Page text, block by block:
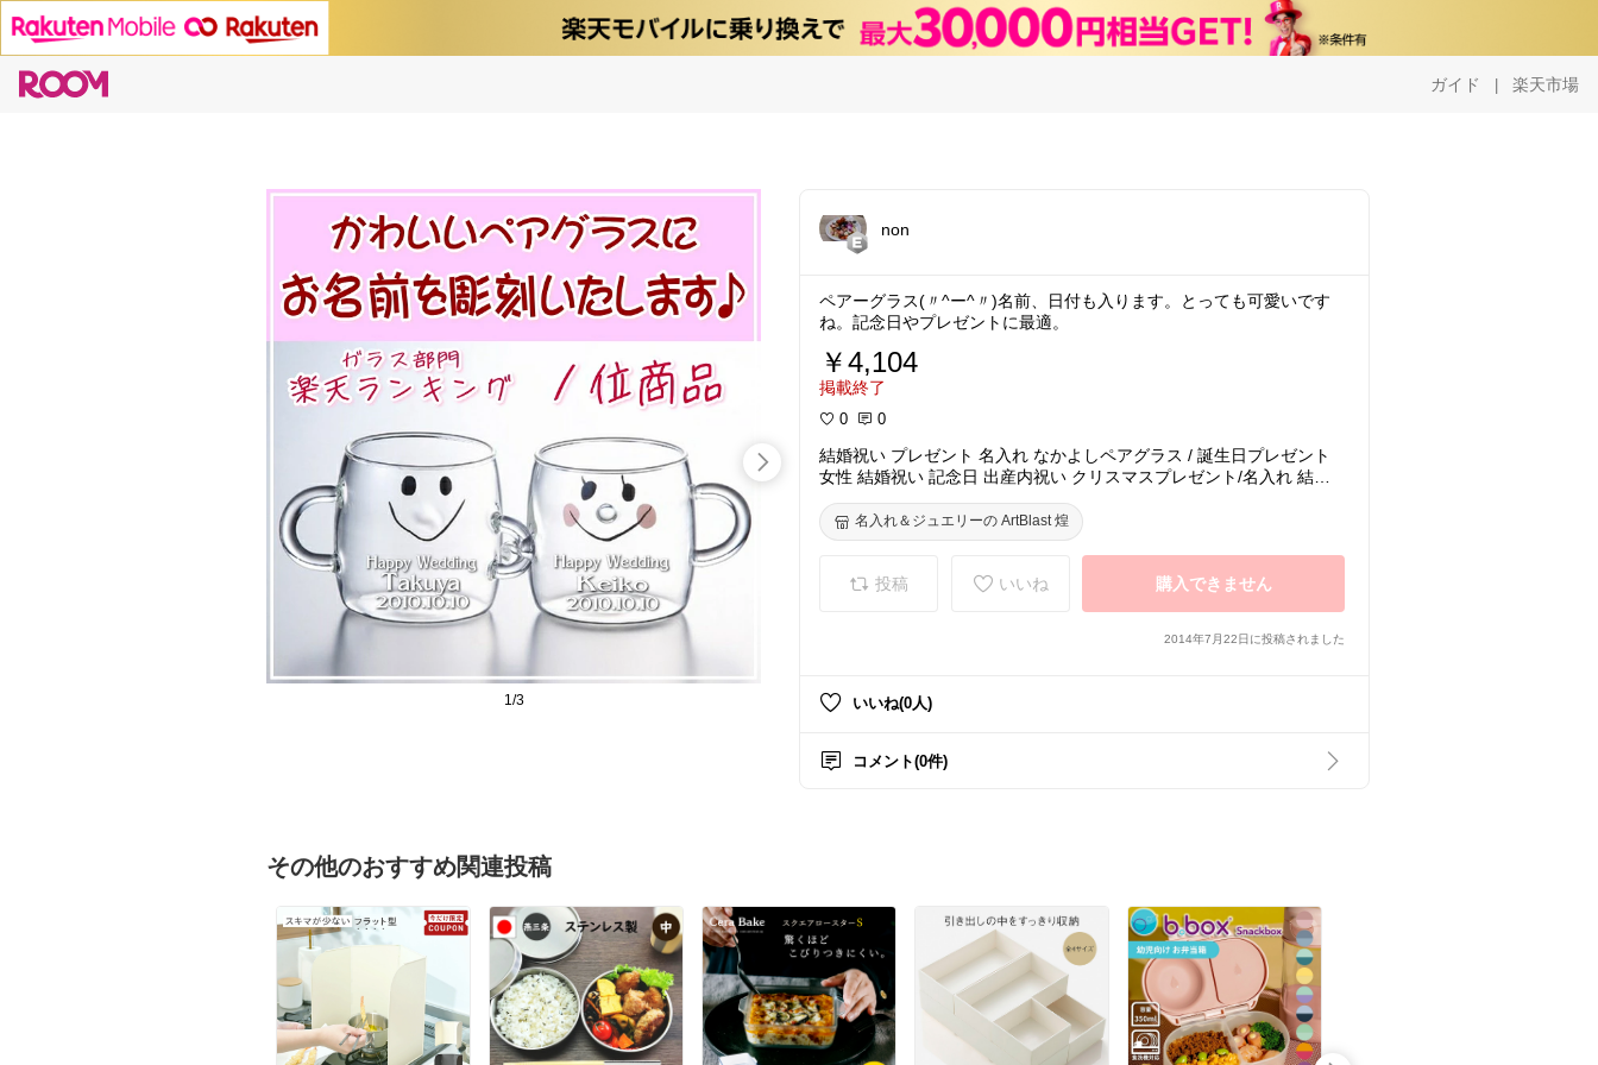
ガイド | 楽天市場
1/3
non
ペアーグラス(〃^ー^〃)名前、日付も入ります。とっても可愛いです
ね。記念日やプレゼントに最適。
￥4,104
掲載終了
0 0
結婚祝い プレゼント 名入れ なかよしペアグラス / 誕生日プレゼント
女性 結婚祝い 記念日 出産内祝い クリスマスプレゼント/名入れ 結婚
名入れ＆ジュエリーの ArtBlast 煌
投稿 いいね 購入できません
2014年7月22日に投稿されました
いいね(0人)
コメント(0件)
その他のおすすめ関連投稿